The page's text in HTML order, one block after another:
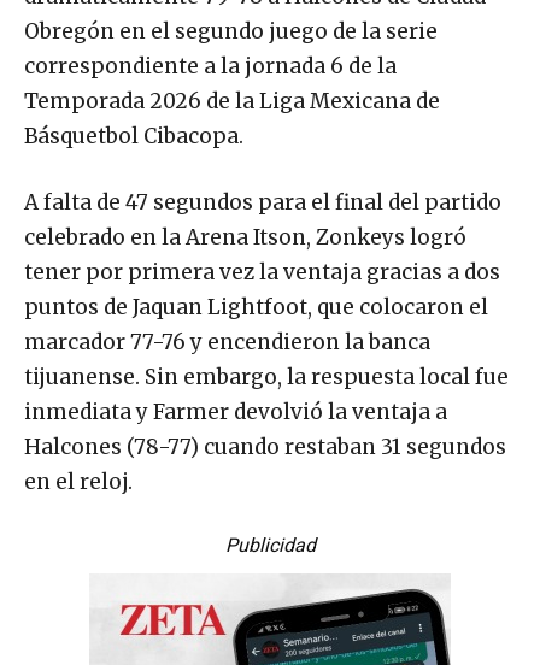
Obregón en el segundo juego de la serie
correspondiente a la jornada 6 de la
Temporada 2026 de la Liga Mexicana de
Básquetbol Cibacopa.
A falta de 47 segundos para el final del partido
celebrado en la Arena Itson, Zonkeys logró
tener por primera vez la ventaja gracias a dos
puntos de Jaquan Lightfoot, que colocaron el
marcador 77-76 y encendieron la banca
tijuanense. Sin embargo, la respuesta local fue
inmediata y Farmer devolvió la ventaja a
Halcones (78-77) cuando restaban 31 segundos
en el reloj.
Publicidad